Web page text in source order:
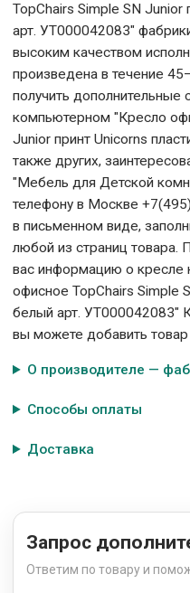
TopChairs Simple SN Junior
арт. УТ000042083"
высоким качеством
произведена в течение
получить дополнительные
компьютерном "Кресло
Junior принт Unicorns
также других,
"Мебель для Детской
телефону в Москве
в письменном виде,
любой из страниц товара.
вас информацию о
офисное TopChairs Simple
белый арт. УТ000042083"
вы можете добавить
О производителе —
Способы оплаты
Доставка
Запрос
Ответим по товару и